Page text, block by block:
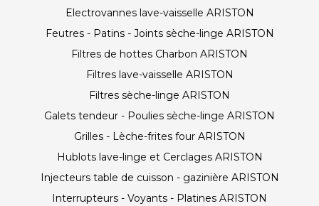
Electrovannes lave-vaisselle ARISTON
Feutres - Patins - Joints sèche-linge ARISTON
Filtres de hottes Charbon ARISTON
Filtres lave-vaisselle ARISTON
Filtres sèche-linge ARISTON
Galets tendeur - Poulies sèche-linge ARISTON
Grilles - Lèche-frites four ARISTON
Hublots lave-linge et Cerclages ARISTON
Injecteurs table de cuisson - gazinière ARISTON
Interrupteurs - Voyants - Platines ARISTON